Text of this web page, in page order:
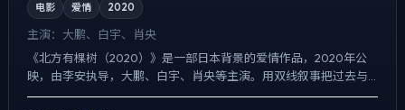
电影 爱情 2020
主演： 大鹏、白宇、肖央
《北方有棵树（2020）》是一部日本背景的爱情作品，2020年公
映，由李安执导，大鹏、白宇、肖央等主演。用双线叙事把过去与
现在拧成一股绳，动作戏服务于叙事节点，每场打斗都改变人...